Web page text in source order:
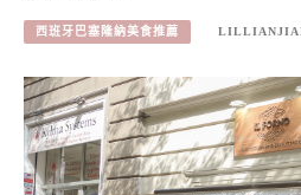
西班牙巴塞隆納美食推薦